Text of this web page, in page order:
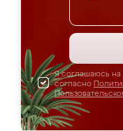
Я соглашаюсь на
согласно